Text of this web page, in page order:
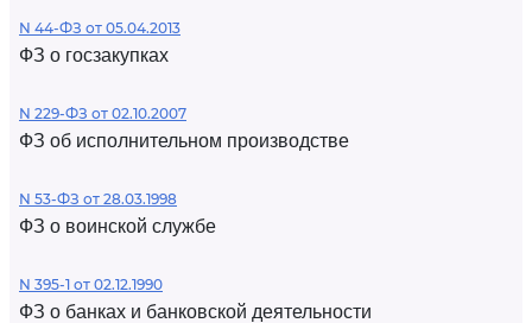
N 44-ФЗ от 05.04.2013
ФЗ о госзакупках
N 229-ФЗ от 02.10.2007
ФЗ об исполнительном производстве
N 53-ФЗ от 28.03.1998
ФЗ о воинской службе
N 395-1 от 02.12.1990
ФЗ о банках и банковской деятельности